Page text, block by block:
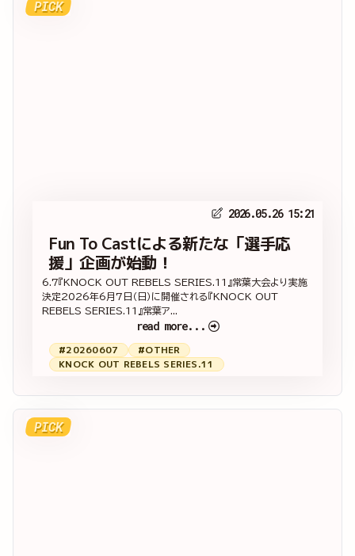
PICK
2026.05.26 15:21
Fun To Castによる新たな「選手応
援」企画が始動！
6.7『KNOCK OUT REBELS SERIES.11』常葉大会より実施
決定2026年6月7日（日）に開催される『KNOCK OUT
REBELS SERIES.11』常葉ア...
read more...
#20260607
#OTHER
KNOCK OUT REBELS SERIES.11
PICK